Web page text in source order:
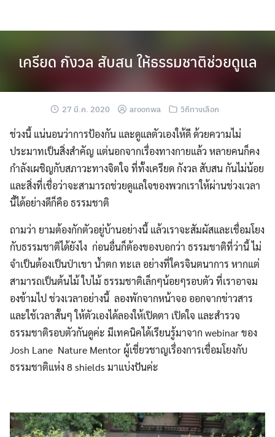
เครียด กังวล สับสน ให้ธรรมชาติช่วยดูแล
27 มี.ค. 2020 aroonwa วิถีทางเลือก
ช่วงนี้ แน่นอนว่าการป้องกัน และดูแลตัวเองให้ดี ด้วยความไม่
ประมาทเป็นสิ่งสำคัญ แต่นอกจากเรื่องทางกายแล้ว หลายคนก็คง
กำลังเผชิญกับสภาวะทางจิตใจ ที่ทั้งเครียด กังวล สับสน กันไม่น้อย
และสิ่งที่เชื่อว่าจะสามารถช่วยดูแลใจของพวกเราให้ผ่านช่วงเวลา
นี้ได้อย่างดีก็คือ ธรรมชาติ
ถามว่า ยามต้องกักตัวอยู่บ้านอย่างนี้ แล้วเราจะสัมผัสและเชื่อมโยง
กับธรรมชาติได้ยังไง ก่อนอื่นก็ต้องของบอกว่า ธรรมชาติที่ว่านี้ ไม่
จำเป็นต้องเป็นป่าเขา น้ำตก ทะเล อย่างที่ใครจินตนาการ หากแต่
สามารถเป็นต้นไม้ ใบไม้ ธรรมชาติเล็กๆน้อยๆรอบตัว ที่เราอาจม
องข้ามไป ช่วงเวลาอย่างนี้ ลองพักจากหน้าจอ ออกจากข่าวสาร
และใช้เวลาสั้นๆ ให้ตัวเองได้ลองให้เปิดตา เปิดใจ และสำรวจ
ธรรมชาติรอบตัวกันดูค่ะ มีเทคนิคได้เรียนรู้มาจาก webinar ของ
Josh Lane Nature Mentor ผู้เชี่ยวชาญเรื่องการเชื่อมโยงกับ
ธรรมชาติแห่ง 8 shields มาแบ่งปันค่ะ